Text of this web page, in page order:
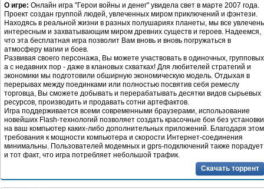
О игре: Онлайн игра "Герои войны и денег" увидела свет в марте 2007 года.
Проект создан группой людей, увлеченных миром приключений и фэнтези.
Находясь в реальной жизни в разных полушариях планеты, мы все
интересным и захватывающим миром древних существ и героев. Надеемся,
что эта бесплатная игра позволит Вам вновь и вновь погружаться в
атмосферу магии и боев.
Развивая своего персонажа, Вы можете участвовать в одиночных,
а с недавних пор - даже в клановых схватках! Для любителей стратегий и
экономики мы подготовили обширную экономическую модель. Отдыхая в
перерывах между поединками или полностью посвятив себя ремеслу
торговца, Вы сможете добывать и перерабатывать десятки видов сырьевых
ресурсов, производить и продавать сотни артефактов.
Игра поддерживается всеми современными браузерами, использование
новейших Flash-технологий позволяет создать красочные бои без установки
на ваш компьютер каких-либо дополнительных приложений. Благодаря
требования к мощности компьютера и скорости Интернет-соединения
минимальны. Пользователей модемных и gprs-подключений также порадует
и тот факт, что игра потребляет небольшой трафик.
Скачать торрент